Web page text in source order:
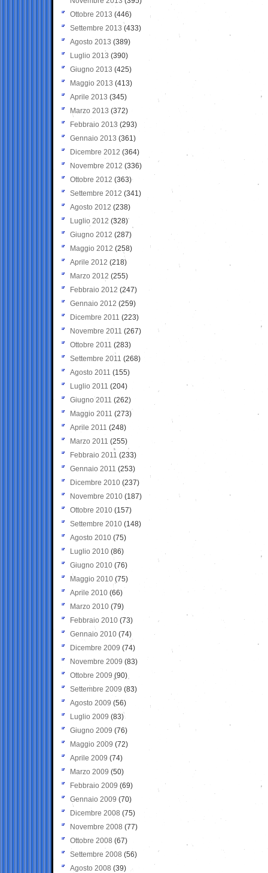
Ottobre 2013 (446)
Settembre 2013 (433)
Agosto 2013 (389)
Luglio 2013 (390)
Giugno 2013 (425)
Maggio 2013 (413)
Aprile 2013 (345)
Marzo 2013 (372)
Febbraio 2013 (293)
Gennaio 2013 (361)
Dicembre 2012 (364)
Novembre 2012 (336)
Ottobre 2012 (363)
Settembre 2012 (341)
Agosto 2012 (238)
Luglio 2012 (328)
Giugno 2012 (287)
Maggio 2012 (258)
Aprile 2012 (218)
Marzo 2012 (255)
Febbraio 2012 (247)
Gennaio 2012 (259)
Dicembre 2011 (223)
Novembre 2011 (267)
Ottobre 2011 (283)
Settembre 2011 (268)
Agosto 2011 (155)
Luglio 2011 (204)
Giugno 2011 (262)
Maggio 2011 (273)
Aprile 2011 (248)
Marzo 2011 (255)
Febbraio 2011 (233)
Gennaio 2011 (253)
Dicembre 2010 (237)
Novembre 2010 (187)
Ottobre 2010 (157)
Settembre 2010 (148)
Agosto 2010 (75)
Luglio 2010 (86)
Giugno 2010 (76)
Maggio 2010 (75)
Aprile 2010 (66)
Marzo 2010 (79)
Febbraio 2010 (73)
Gennaio 2010 (74)
Dicembre 2009 (74)
Novembre 2009 (83)
Ottobre 2009 (90)
Settembre 2009 (83)
Agosto 2009 (56)
Luglio 2009 (83)
Giugno 2009 (76)
Maggio 2009 (72)
Aprile 2009 (74)
Marzo 2009 (50)
Febbraio 2009 (69)
Gennaio 2009 (70)
Dicembre 2008 (75)
Novembre 2008 (77)
Ottobre 2008 (67)
Settembre 2008 (56)
Agosto 2008 (39)